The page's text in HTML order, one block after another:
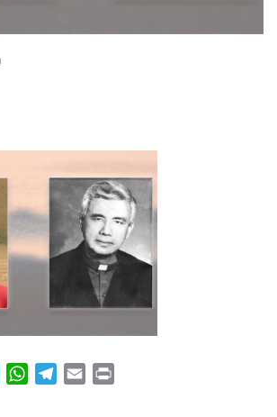
LinkedInWhatsAppTelegram
Email